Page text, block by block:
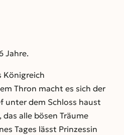
Jahre.
Königreich
Thron macht es sich der
unter dem Schloss haust
alle bösen Träume
Tages lässt Prinzessin